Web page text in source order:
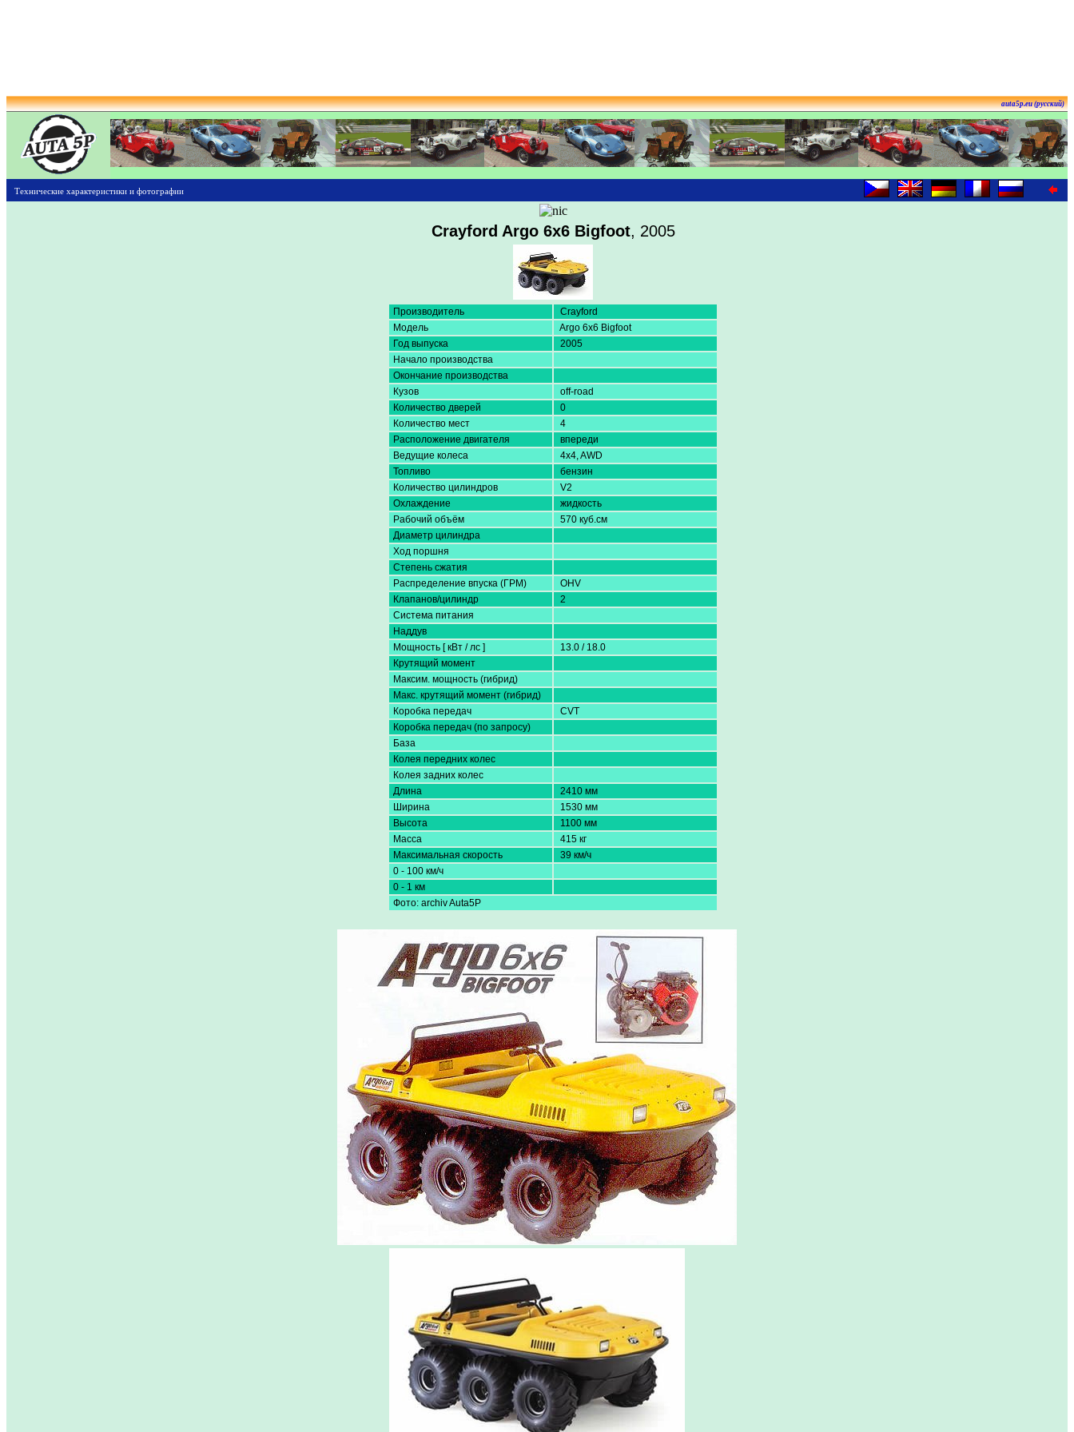
auta5p.eu (русский)
Технические характеристики и фотографии
Crayford Argo 6x6 Bigfoot, 2005
Производитель
Crayford
Модель
Argo 6x6 Bigfoot
Год выпуска
2005
Начало производства
Окончание производства
Кузов
off-road
Количество дверей
0
Количество мест
4
Расположение двигателя
впереди
Ведущие колеса
4x4, AWD
Топливо
бензин
Количество цилиндров
V2
Охлаждение
жидкость
Рабочий объём
570 куб.см
Диаметр цилиндра
Ход поршня
Степень сжатия
Распределение впуска (ГРМ)
OHV
Клапанов/цилиндр
2
Система питания
Наддув
Мощность [ кВт / лс ]
13.0 / 18.0
Крутящий момент
Максим. мощность (гибрид)
Макс. крутящий момент (гибрид)
Коробка передач
CVT
Коробка передач (по запросу)
База
Колея передних колес
Колея задних колес
Длина
2410 мм
Ширина
1530 мм
Высота
1100 мм
Масса
415 кг
Максимальная скорость
39 км/ч
0 - 100 км/ч
0 - 1 км
Фото: archiv Auta5P